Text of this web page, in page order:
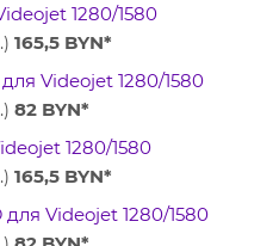
1280/1580
165,5 BYN*
Videojet 1280/1580
82 BYN*
1280/1580
165,5 BYN*
Videojet 1280/1580